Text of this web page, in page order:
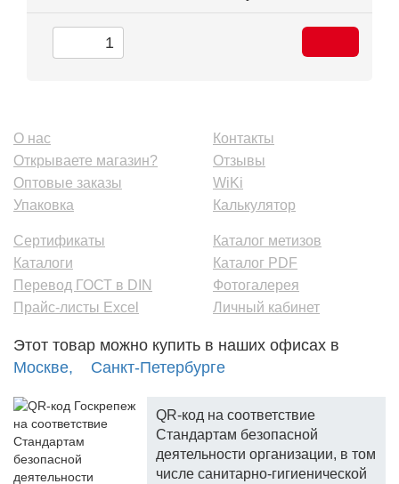
О нас
Открываете магазин?
Оптовые заказы
Упаковка
Контакты
Отзывы
WiKi
Калькулятор
Сертификаты
Каталоги
Перевод ГОСТ в DIN
Прайс-листы Excel
Каталог метизов
Каталог PDF
Фотогалерея
Личный кабинет
Этот товар можно купить в наших офисах в
Москве,
Санкт-Петербурге
QR-код на соответствие
Стандартам безопасной
деятельности организации, в том
числе санитарно-гигиенической